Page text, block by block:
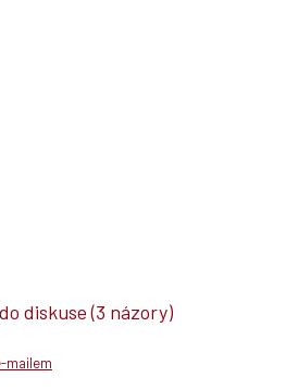
diskuse(3 názory)
mailem